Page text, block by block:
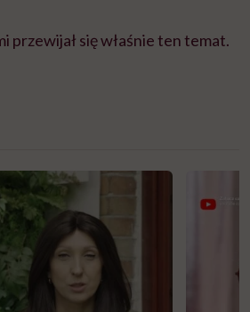
przewijał się właśnie ten temat.